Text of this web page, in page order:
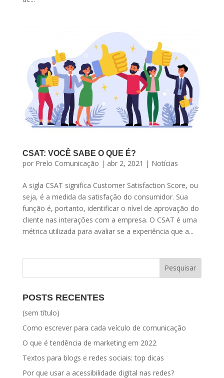
CSAT: VOCÊ SABE O QUE É?
por Prelo Comunicação | abr 2, 2021 | Notícias
A sigla CSAT significa Customer Satisfaction Score, ou
seja, é a medida da satisfação do consumidor. Sua
função é, portanto, identificar o nível de aprovação do
cliente nas interações com a empresa. O CSAT é uma
métrica utilizada para avaliar se a experiência que a...
POSTS RECENTES
(sem título)
Como escrever para cada veículo de comunicação
O que é tendência de marketing em 2022
Textos para blogs e redes sociais: top dicas
Por que usar a acessibilidade digital nas redes?